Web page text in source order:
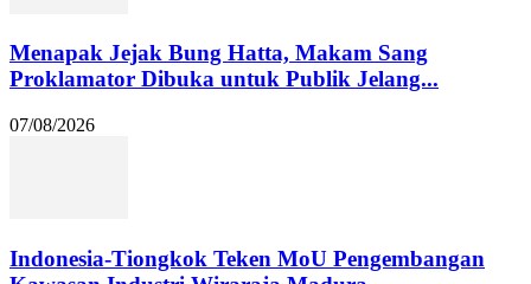
Menapak Jejak Bung Hatta, Makam Sang
Proklamator Dibuka untuk Publik Jelang...
07/08/2026
Indonesia-Tiongkok Teken MoU Pengembangan